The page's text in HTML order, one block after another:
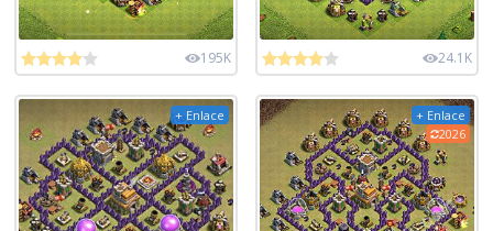
195K 24.1K
+ Enlace
+ Enlace
2026